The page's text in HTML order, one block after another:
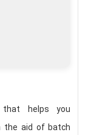
that helps you
the aid of batch